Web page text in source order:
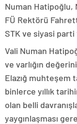
Numan Hatipoğlu,
FÜ Rektörü
STK ve siyasi parti
Vali Numan
ve varlığın
Elazığ muhteşem
binlerce yıllık
olan belli
yaygınlaşması